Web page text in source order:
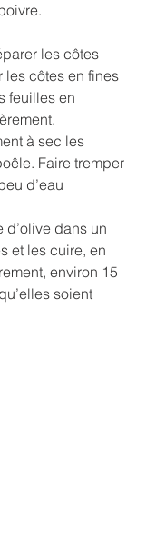
les côtes
les côtes en fines
feuilles en
à sec les
Faire tremper
d’eau
d’olive dans un
et les cuire, en
environ 15
soient